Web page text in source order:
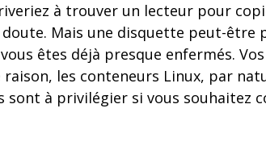
à trouver un lecteur pour
Mais une disquette peut-être
êtes déjà presque enfermés.
les conteneurs Linux, par
sont à privilégier si vous souhaitez